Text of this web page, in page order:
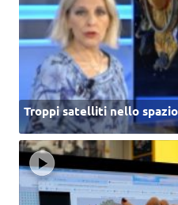
Troppi satelliti nello